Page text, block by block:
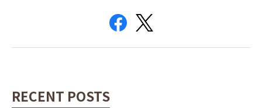
RECENT POSTS